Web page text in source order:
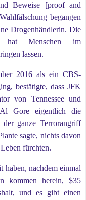
Beweise [proof and
begangen
Drogenhändlerin. Die
hat Menschen im
lassen.
2016 als ein CBS-
bestätigte, dass JFK
von Tennessee und
Al Gore eigentlich die
ganze Terrorangriff
sagte, nichts davon
fürchten.
nachdem einmal
kommen herein, $35
und es gibt einen